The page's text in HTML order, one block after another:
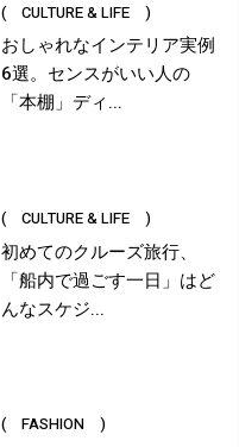
( CULTURE & LIFE )
おしゃれなインテリア実例
6選。センスがいい人の
「本棚」ディ...
( CULTURE & LIFE )
初めてのクルーズ旅行、
「船内で過ごす一日」はど
んなスケジ...
( FASHION )